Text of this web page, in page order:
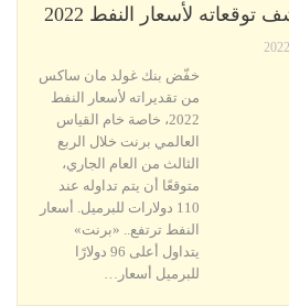
لأسعار النفط 2022
خفّض بنك غولد مان ساكس
من تقديراته لأسعار النفط
2022، خاصة خام القياس
العالمي برنت خلال الربع
الثالث من العام الجاري،
متوقعًا أن يتم تداوله عند
110 دولارات للبرميل. أسعار
النفط ترتفع.. «برنت»
يتداول أعلى 96 دولارًا
للبرميل أسعار…